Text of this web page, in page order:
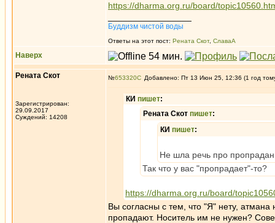
https://dharma.org.ru/board/
Буддизм чистой воды
Ответы на этот пост: Рената Скот, СлаваА
Наверх
Рената Скот
Зарегистрирован:
29.09.2017
Суждений: 14208
№653320 Добавлено: Пт 13 Июн 25, 12:36 (1 год
КИ пишет:
Рената Скот пишет:
КИ пишет:
Не шла речь про
Так что у вас "пропрадает"-то?
https://dharma.org.ru/board/
Вы согласны с тем, что "Я" нету, атмана
пропадают. Носитель им не нужен?